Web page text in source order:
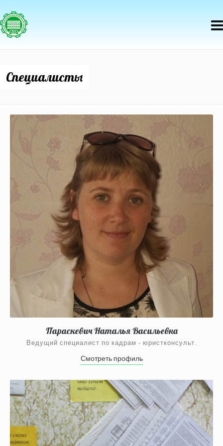
Специалисты
Параскевич Наталья Васильевна
Ведущий специалист по кадрам - юристконсульт.
Смотреть профиль